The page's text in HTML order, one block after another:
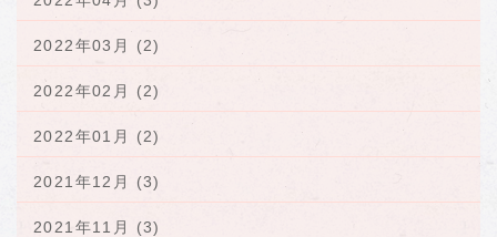
2022年03月 (2)
2022年02月 (2)
2022年01月 (2)
2021年12月 (3)
2021年11月 (3)